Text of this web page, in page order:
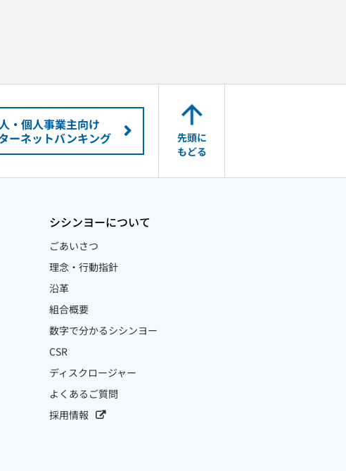
・個人事業主向け
ーネットバンキング
先頭に
もどる
シシンヨーについて
ごあいさつ
理念・行動指針
沿革
組合概要
数字で分かるシシンヨー
CSR
ディスクロージャー
よくあるご質問
採用情報